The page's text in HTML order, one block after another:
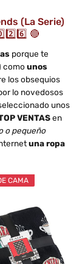
(la Serie)
🔴
porque te
comounos
los obsequios
lo novedosos
unos
VENTASen
o pequeño
una ropa
CAMA